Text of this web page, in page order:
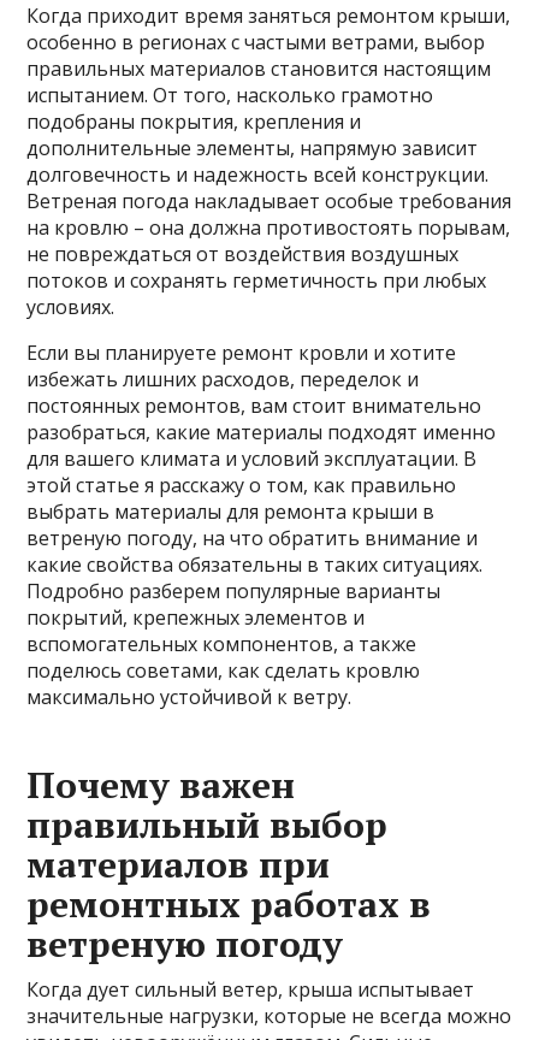
Когда приходит время заняться ремонтом крыши,
особенно в регионах с частыми ветрами, выбор
правильных материалов становится настоящим
испытанием. От того, насколько грамотно
подобраны покрытия, крепления и
дополнительные элементы, напрямую зависит
долговечность и надежность всей конструкции.
Ветреная погода накладывает особые требования
на кровлю – она должна противостоять порывам,
не повреждаться от воздействия воздушных
потоков и сохранять герметичность при любых
условиях.
Если вы планируете ремонт кровли и хотите
избежать лишних расходов, переделок и
постоянных ремонтов, вам стоит внимательно
разобраться, какие материалы подходят именно
для вашего климата и условий эксплуатации. В
этой статье я расскажу о том, как правильно
выбрать материалы для ремонта крыши в
ветреную погоду, на что обратить внимание и
какие свойства обязательны в таких ситуациях.
Подробно разберем популярные варианты
покрытий, крепежных элементов и
вспомогательных компонентов, а также
поделюсь советами, как сделать кровлю
максимально устойчивой к ветру.
Почему важен
правильный выбор
материалов при
ремонтных работах в
ветреную погоду
Когда дует сильный ветер, крыша испытывает
значительные нагрузки, которые не всегда можно